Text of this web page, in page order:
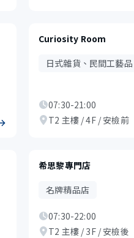
Curiosity Room
日式雜貨、民間工藝品
07:30-21:00
T2 主樓 / 4F / 安檢前
希思黎專門店
名牌精品店
07:30-22:00
T2 主樓 / 3F / 安檢後